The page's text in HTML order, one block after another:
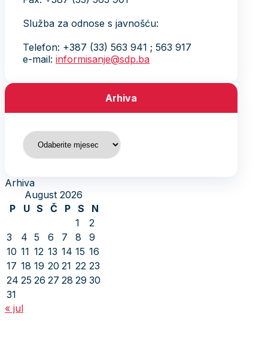
Služba za odnose s javnošću:
Telefon: +387 (33) 563 941 ; 563 917
e-mail: informisanje@sdp.ba
Arhiva
Arhiva
Arhiva
August 2026
P
U S Č P S
N
1
2
3
4 5 6 7 8
9
10 11 12 13 14 15 16
17 18 19 20 21 22 23
24 25 26 27 28 29 30
31
« jul